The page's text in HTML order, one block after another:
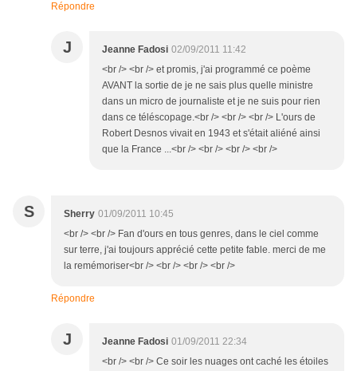
Répondre
J Jeanne Fadosi 02/09/2011 11:42
<br /> <br /> et promis, j'ai programmé ce poème
AVANT la sortie de je ne sais plus quelle ministre
dans un micro de journaliste et je ne suis pour rien
dans ce téléscopage.<br /> <br /> <br /> L'ours de
Robert Desnos vivait en 1943 et s'était aliéné ainsi
que la France ...<br /> <br /> <br /> <br />
S Sherry 01/09/2011 10:45
<br /> <br /> Fan d'ours en tous genres, dans le ciel comme
sur terre, j'ai toujours apprécié cette petite fable. merci de me
la remémoriser<br /> <br /> <br /> <br />
Répondre
J Jeanne Fadosi 01/09/2011 22:34
<br /> <br /> Ce soir les nuages ont caché les étoiles